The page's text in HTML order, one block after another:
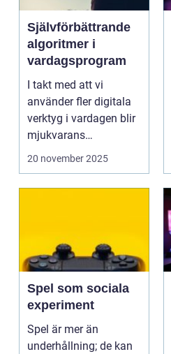
Självförbättrande
algoritmer i
vardagsprogram
I takt med att vi
använder fler digitala
verktyg i vardagen blir
mjukvarans
anpassningsför...
20 november 2025
Spel som sociala
experiment
Spel är mer än
underhållning; de kan